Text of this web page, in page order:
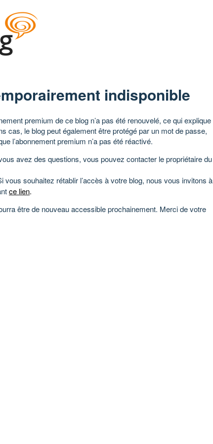
indisponible
premium de ce blog n’a pas été renouvelé, ce qui explique
cas, le blog peut également être protégé par un mot de passe,
l’abonnement premium n’a pas été réactivé.
avez des questions, vous pouvez contacter le propriétaire du
vous souhaitez rétablir l’accès à votre blog, nous vous invitons à
ce lien.
être de nouveau accessible prochainement. Merci de votre